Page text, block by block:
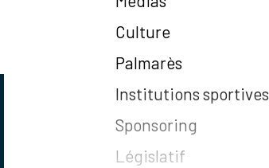
Culture
Palmarès
Institutions sportives
Sponsoring
Législatif